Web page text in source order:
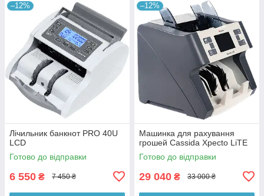
–12%
Лічильник банкнот PRO 40U
LCD
Готово до відправки
6 550 ₴ 7 450 ₴
–12%
Машинка для рахування
грошей Cassida Xpecto LiTE
Готово до відправки
29 040 ₴ 33 000 ₴